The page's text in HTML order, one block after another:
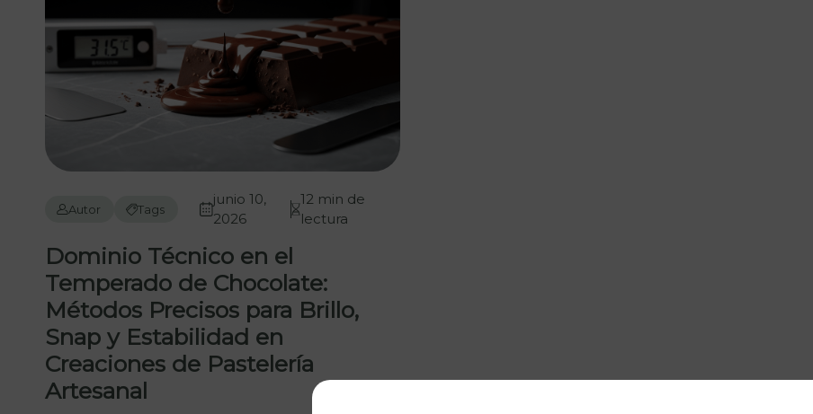
Autor Tags
junio 10,
2026
12 min de
lectura
Dominio Técnico en el
Temperado de Chocolate:
Métodos Precisos para Brillo,
Snap y Estabilidad en
Creaciones de Pastelería
Artesanal